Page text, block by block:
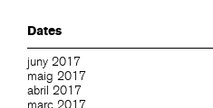
Dates
juny 2017
maig 2017
abril 2017